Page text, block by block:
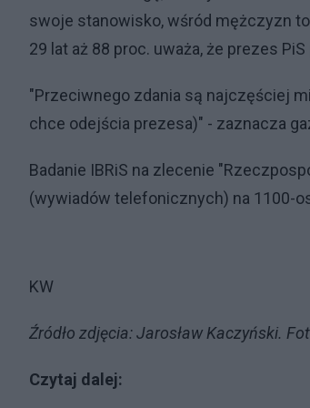
swoje stanowisko, wśród mężczyzn
29 lat aż 88 proc. uważa, że prezes
"Przeciwnego zdania są najczęściej
chce odejścia prezesa)" - zaznacza
Badanie IBRiS na zlecenie
(wywiadów telefonicznych) na 1100-
KW
Źródło zdjęcia: Jarosław Kaczyński.
Czytaj dalej: